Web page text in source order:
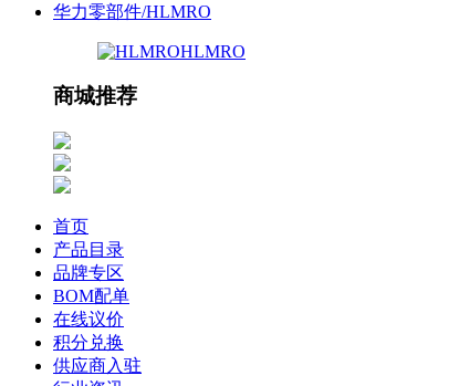
华力零部件/HLMRO
HLMRO
商城推荐
首页
产品目录
品牌专区
BOM配单
在线议价
积分兑换
供应商入驻